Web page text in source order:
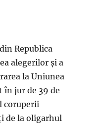
Republica
alegerilor şi a
la Uniunea
în jur de 39 de
coruperii
de la oligarhul